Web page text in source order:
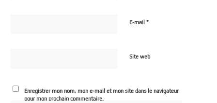
E-mail*
Site web
Enregistrer mon nom, mon e-mail et mon site dans le navigateur
pour mon prochain commentaire.